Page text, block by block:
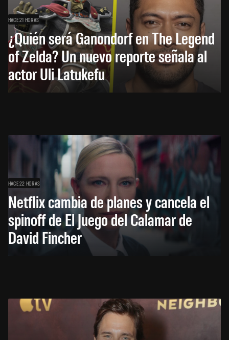
HACE 21 HORAS
¿Quién será Ganondorf en The Legend
of Zelda? Un nuevo reporte señala al
actor Uli Latukefu
HACE 22 HORAS
Netflix cambia de planes y cancela el
spinoff de El Juego del Calamar de
David Fincher